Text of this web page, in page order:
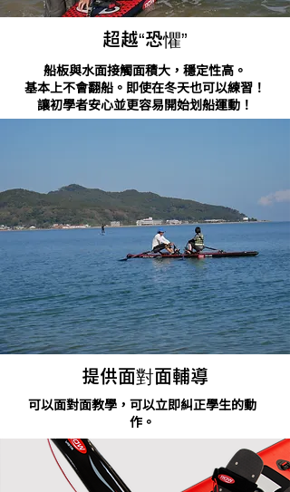
超越“恐懼”
船板與水面接觸面積大，穩定性高。
基本上不會翻船。即使在冬天也可以練習！
讓初學者安心並更容易開始划船運動！
提供面對面輔導
可以面對面教學，可以立即糾正學生的動
作。